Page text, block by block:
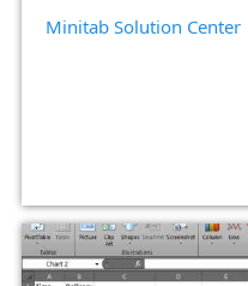
Minitab Solution Center